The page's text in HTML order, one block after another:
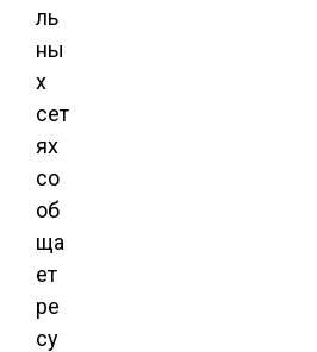
ль
ны
х
сет
ях
со
об
ща
ет
ре
су